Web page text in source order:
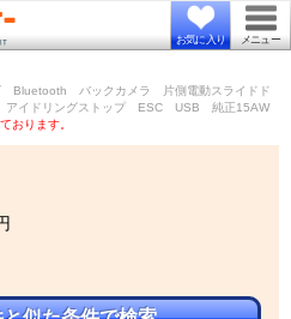
お気に入り メニュー
Bluetooth バックカメラ 片側電動スライドド
イドリングストップ ESC USB 純正15AW
おります。